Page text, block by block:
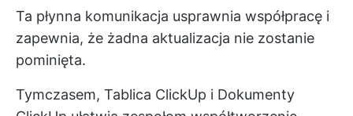
Ta płynna komunikacja usprawnia współpracę i
zapewnia, że żadna aktualizacja nie zostanie
pominięta.
Tymczasem, Tablica ClickUp i Dokumenty